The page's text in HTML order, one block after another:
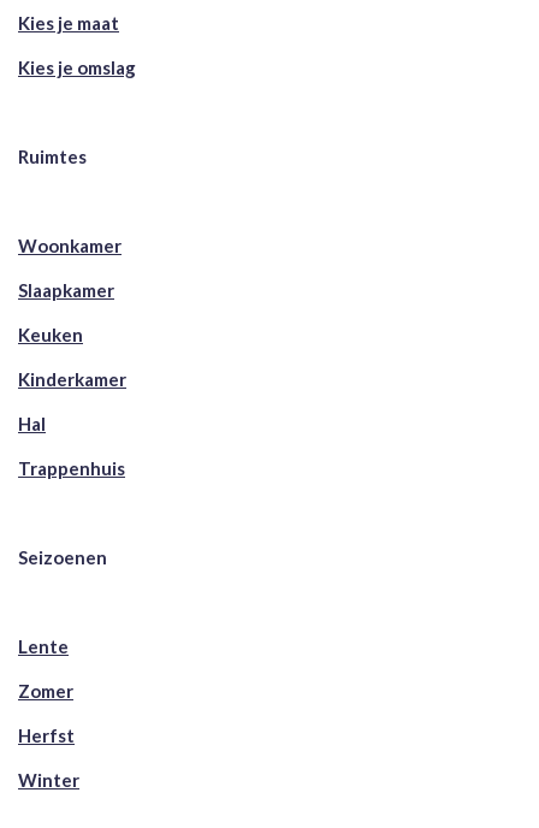
Kies je maat
Kies je omslag
Ruimtes
Woonkamer
Slaapkamer
Keuken
Kinderkamer
Hal
Trappenhuis
Seizoenen
Lente
Zomer
Herfst
Winter